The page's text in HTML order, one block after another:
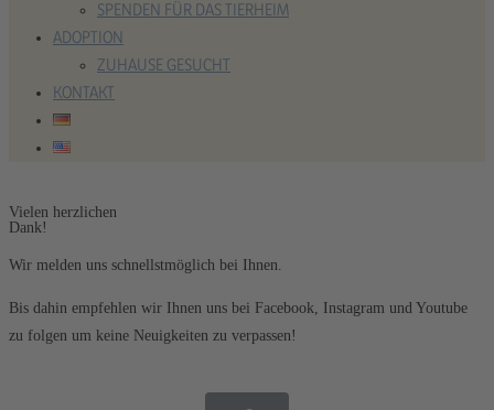
SPENDEN FÜR DAS TIERHEIM
ADOPTION
ZUHAUSE GESUCHT
KONTAKT
Vielen herzlichen
Dank!
Wir melden uns schnellstmöglich bei Ihnen.
Bis dahin empfehlen wir Ihnen uns bei Facebook, Instagram und Youtube
zu folgen um keine Neuigkeiten zu verpassen!